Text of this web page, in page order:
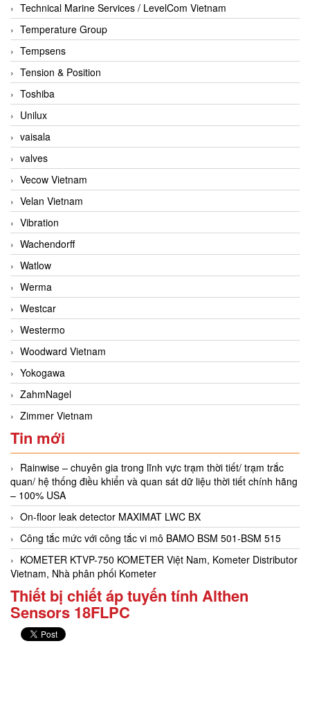
Technical Marine Services / LevelCom Vietnam
Temperature Group
Tempsens
Tension & Position
Toshiba
Unilux
vaisala
valves
Vecow Vietnam
Velan Vietnam
Vibration
Wachendorff
Watlow
Werma
Westcar
Westermo
Woodward Vietnam
Yokogawa
ZahmNagel
Zimmer Vietnam
Tin mới
Rainwise – chuyên gia trong lĩnh vực trạm thời tiết/ trạm trắc
quan/ hệ thống điều khiển và quan sát dữ liệu thời tiết chính hãng
– 100% USA
On-floor leak detector MAXIMAT LWC BX
Công tắc mức với công tắc vi mô BAMO BSM 501-BSM 515
KOMETER KTVP-750 KOMETER Việt Nam, Kometer Distributor
Vietnam, Nhà phân phối Kometer
Thiết bị chiết áp tuyến tính Althen
Sensors 18FLPC